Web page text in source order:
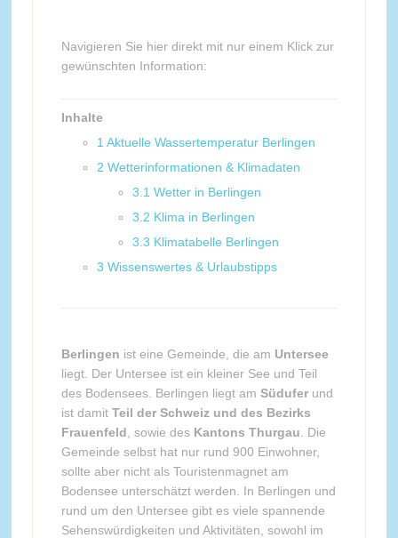
Navigieren Sie hier direkt mit nur einem Klick zur
gewünschten Information:
Inhalte
1 Aktuelle Wassertemperatur Berlingen
2 Wetterinformationen & Klimadaten
3.1 Wetter in Berlingen
3.2 Klima in Berlingen
3.3 Klimatabelle Berlingen
3 Wissenswertes & Urlaubstipps
Berlingen ist eine Gemeinde, die am Untersee
liegt. Der Untersee ist ein kleiner See und Teil
des Bodensees. Berlingen liegt am Süduferund
ist damit Teil der Schweiz und des Bezirks
Frauenfeld , sowie des Kantons Thurgau . Die
Gemeinde selbst hat nur rund 900 Einwohner,
sollte aber nicht als Touristenmagnet am
Bodensee unterschätzt werden. In Berlingen und
rund um den Untersee gibt es viele spannende
Sehenswürdigkeiten und Aktivitäten, sowohl im